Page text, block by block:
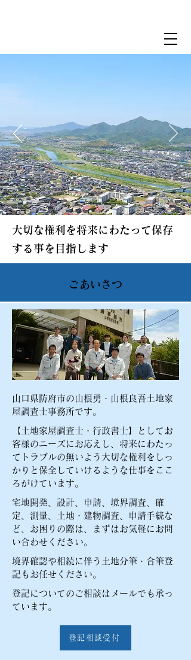
大切な権利を将来にわたって保存
する事を目指します
ごあいさつ
山口県防府市の山根勇・山根良吾土地家
屋調査士事務所です。
【​土地家屋調査士・行政書士】として​お
客様のニーズにお応えし、将来にわたっ
てトラブルの無いよう大切な権利をしっ
かりと保全していけるような仕事をここ
ろがけています。
宅地開発、設計、申請、境界調査、確
定、測量、土地・建物調査、申請手続な
ど、お困りの際は、まずはお気軽にお問
い合わせください。​
​境界確認や相続に伴う土地分筆・合筆登
記もお任せください。
​登記についてのご相談はメールでも承っ
ています。
登記相談受付